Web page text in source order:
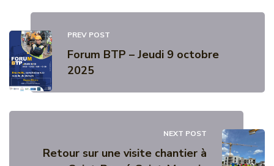
PREV POST
Forum BTP – Jeudi 9 octobre
2025
NEXT POST
Retour sur une visite chantier à